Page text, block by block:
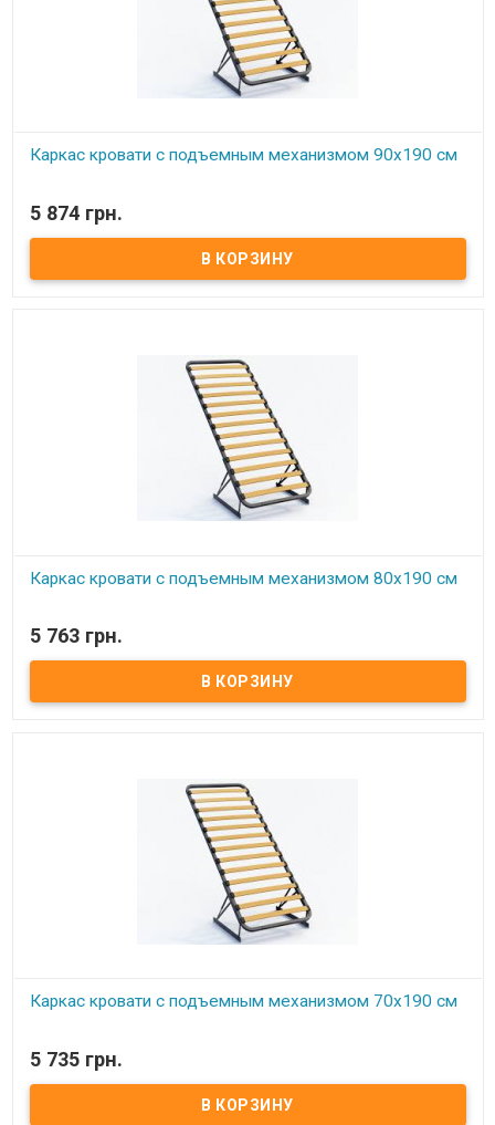
Каркас кровати с подъемным механизмом 90х190 см
Каркас кровати с подъемным механизмом 90х190 см ​ Размер:
90х190 см Материал ламели: бук Материал втулки: пластик. Тип
каркаса: односпальный Ламель: количество - 14(15) шт.
Расстояние между ламелями: 65 мм Производитель: Украина.
5 874 грн.
Каркас кровати с подъемным механизмом 80х190 см
80х190 см Материал ламели: бук Материал втулки: пластик. Тип
каркаса: односпальный Ламель: количество - 14(15) шт.
5 763 грн.
Каркас кровати с подъемным механизмом 70х190 см
Каркас кровати с подъемным механизмом 70х190 см ​ Размер:
70х190 см Материал ламели: бук Материал втулки: пластик. Тип
каркаса: односпальный Ламель: количество - 14(15) шт.
Расстояние между ламелями: 65 мм Производитель: Украина.
5 735 грн.